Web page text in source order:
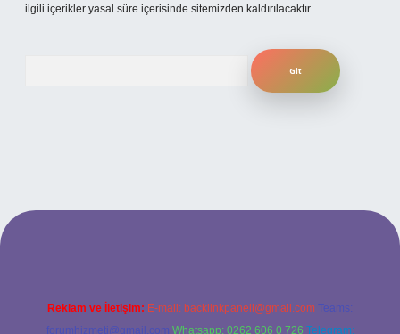
ilgili içerikler yasal süre içerisinde sitemizden kaldırılacaktır.
giriş
Reklam ve İletişim: E-mail: backlinkpaneli@gmail.com Teams:
forumhizmeti@gmail.com Whatsapp: 0262 606 0 726 Telegram: